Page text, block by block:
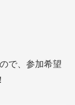
で、参加希望